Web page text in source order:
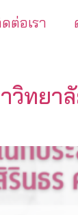
ต่อเรา
วิทยา